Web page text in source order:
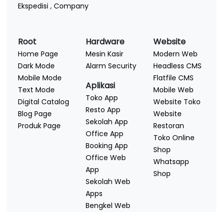
Ekspedisi , Company
Root
Home Page
Dark Mode
Mobile Mode
Text Mode
Digital Catalog
Blog Page
Produk Page
Hardware
Mesin Kasir
Alarm Security
Aplikasi
Toko App
Resto App
Sekolah App
Office App
Booking App
Office Web
App
Sekolah Web
Apps
Bengkel Web
Website
Modern Web
Headless CMS
Flatfile CMS
Mobile Web
Website Toko
Website
Restoran
Toko Online
Shop
Whatsapp
Shop